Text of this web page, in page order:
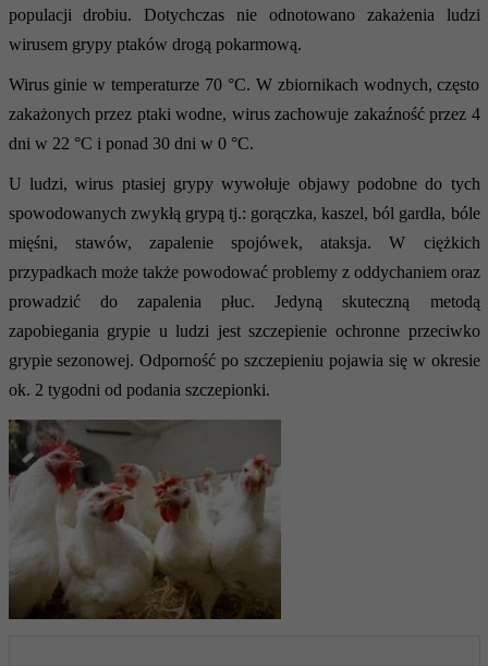
populacji drobiu. Dotychczas nie odnotowano zakażenia ludzi
wirusem grypy ptaków drogą pokarmową.
Wirus ginie w temperaturze 70 °C. W zbiornikach wodnych, często
zakażonych przez ptaki wodne, wirus zachowuje zakaźność przez 4
dni w 22 °C i ponad 30 dni w 0 °C.
U ludzi, wirus ptasiej grypy wywołuje objawy podobne do tych
spowodowanych zwykłą grypą tj.: gorączka, kaszel, ból gardła, bóle
mięśni, stawów, zapalenie spojówek, ataksja. W ciężkich
przypadkach może także powodować problemy z oddychaniem oraz
prowadzić do zapalenia płuc. Jedyną skuteczną metodą
zapobiegania grypie u ludzi jest szczepienie ochronne przeciwko
grypie sezonowej. Odporność po szczepieniu pojawia się w okresie
ok. 2 tygodni od podania szczepionki.